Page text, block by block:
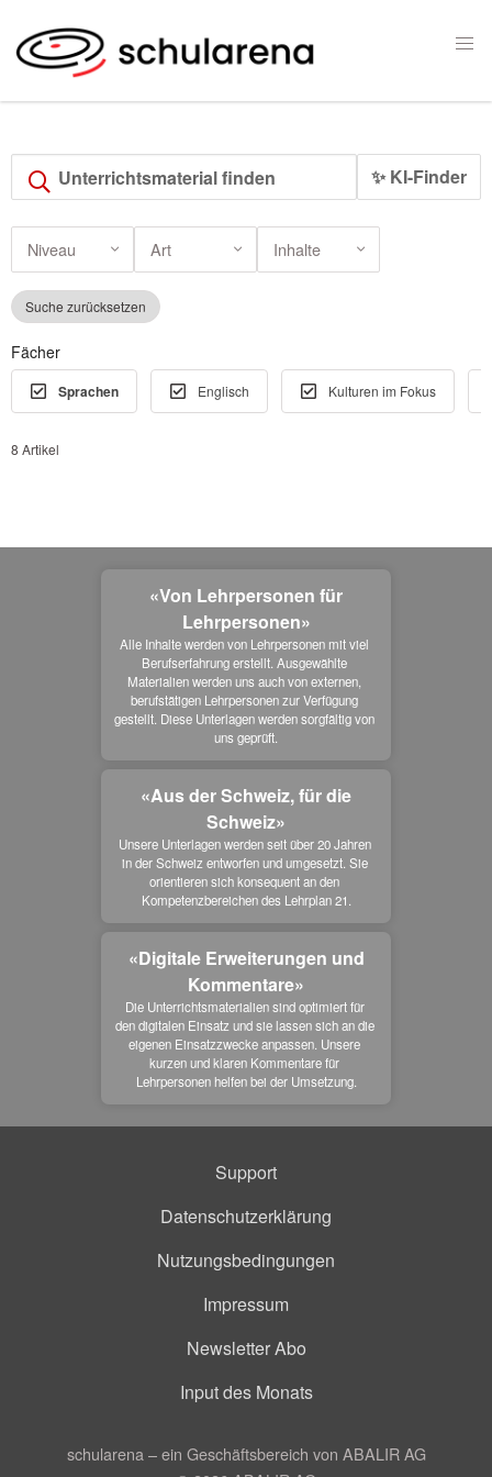
✨ KI-Finder
Niveau Art Inhalte
Suche zurücksetzen
Fächer
Sprachen Englisch Kulturen im Fokus
8 Artikel
«Von Lehrpersonen für
Lehrpersonen»
Alle Inhalte werden von Lehrpersonen mit viel
Berufserfahrung erstellt. Ausgewählte
Materialien werden uns auch von externen,
berufstätigen Lehrpersonen zur Verfügung
gestellt. Diese Unterlagen werden sorgfältig von
uns geprüft.
«Aus der Schweiz, für die
Schweiz»
Unsere Unterlagen werden seit über 20 Jahren
in der Schweiz entworfen und umgesetzt. Sie
orientieren sich konsequent an den
Kompetenzbereichen des Lehrplan 21.
«Digitale Erweiterungen und
Kommentare»
Die Unterrichtsmaterialien sind optimiert für
den digitalen Einsatz und sie lassen sich an die
eigenen Einsatzzwecke anpassen. Unsere
kurzen und klaren Kommentare für
Lehrpersonen helfen bei der Umsetzung.
Support
Datenschutzerklärung
Nutzungsbedingungen
Impressum
Newsletter Abo
Input des Monats
schularena – ein Geschäftsbereich von ABALIR AG